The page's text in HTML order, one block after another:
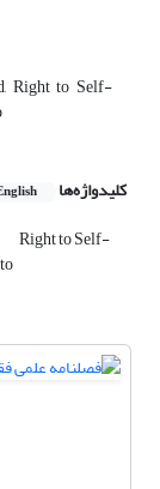
Right to Self-
کلیدواژه‌ها
Right to Self-